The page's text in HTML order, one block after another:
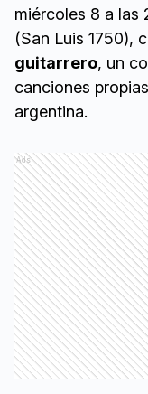
miércoles 8 a las
(San Luis 1750),
guitarrero, un
canciones
argentina.
Ads